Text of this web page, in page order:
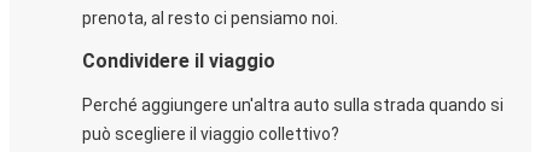
prenota, al resto ci pensiamo noi.
Condividere il viaggio
Perché aggiungere un'altra auto sulla strada quando si
può scegliere il viaggio collettivo?